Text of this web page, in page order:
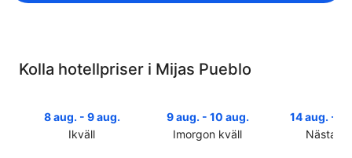
Kolla hotellpriser i Mijas Pueblo
8 aug. - 9 aug.
Ikväll
9 aug. - 10 aug.
Imorgon kväll
14 aug. -
Nästa